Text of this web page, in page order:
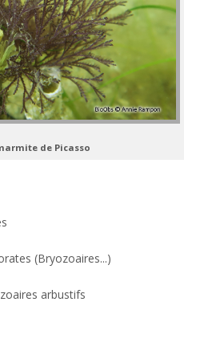
de Picasso
(Bryozoaires...)
arbustifs